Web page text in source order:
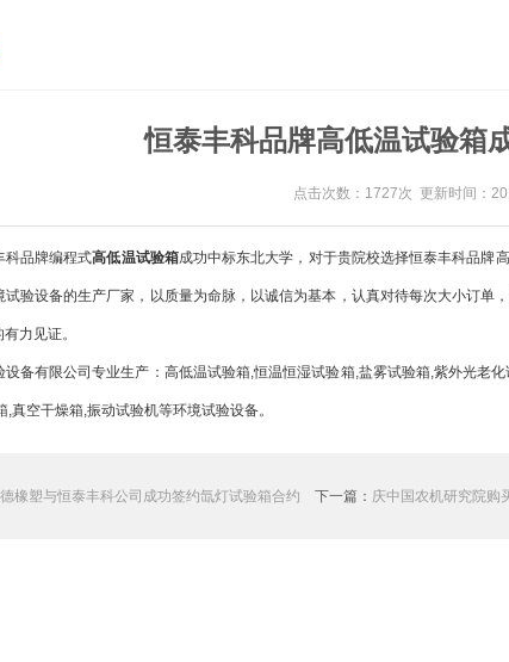
恒泰丰科品牌高低温试验箱
点击次数：1727次 更新时间：
品牌编程式高低温试验箱成功中标东北大学，对于贵院校选择恒泰丰科品牌
试验设备的生产厂家，以质量为命脉，以诚信为基本，认真对待每次大小订单
力见证。
备有限公司专业生产：高低温试验箱,恒温恒湿试验箱,盐雾试验箱,紫外光老
,真空干燥箱,振动试验机等环境试验设备。
橡塑与恒泰丰科公司成功签约氙灯试验箱合约 下一篇： 庆中国农机研究院购